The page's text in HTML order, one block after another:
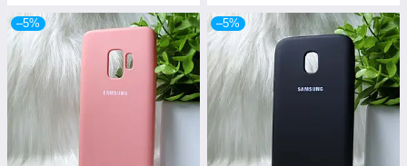
–5% –5%